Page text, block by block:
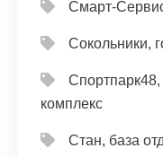
Смарт-
Сокольники,
комплекс
Стан, база